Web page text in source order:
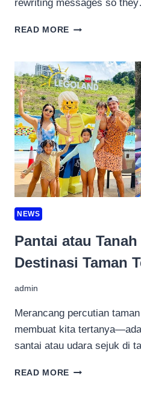
rewriting messages so
READ MORE CREATIVE
LIFESTYLE
E-
COMMERCE
WEBSITES
IN
SINGAPORE
AND
MALAYSIA
NEWS
Pantai atau
Destinasi Taman
admin
Merancang percutian
membuat kita
santai atau udara sejuk di
READ MORE PANTAI